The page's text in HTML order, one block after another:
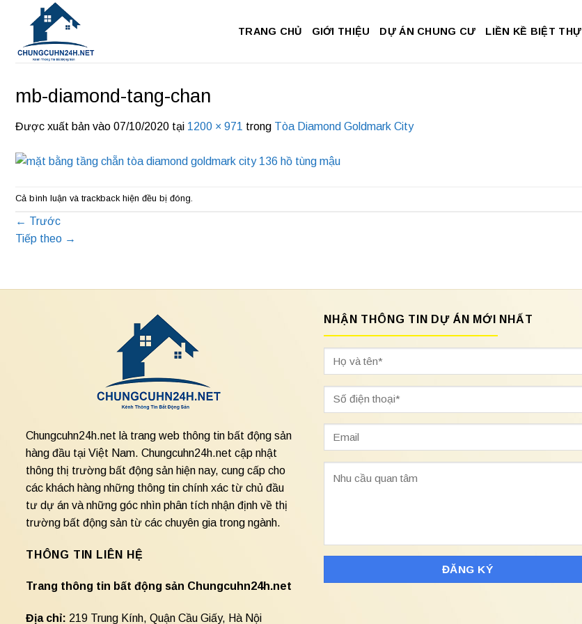
dung
TRANG CHỦ GIỚI THIỆU DỰ ÁN CHUNG CƯ LIỀN KỀ BIỆT THỰ
mb-diamond-tang-chan
Được xuất bản vào 07/10/2020 tại 1200 × 971 trong Tòa Diamond Goldmark City
Cả bình luận và trackback hiện đều bị đóng.
← Trước
Tiếp theo →
Chungcuhn24h.net là trang web thông tin bất động sản
hàng đầu tại Việt Nam. Chungcuhn24h.net cập nhật
thông thị trường bất động sản hiện nay, cung cấp cho
các khách hàng những thông tin chính xác từ chủ đầu
tư dự án và những góc nhìn phân tích nhận định về thị
trường bất động sản từ các chuyên gia trong ngành.
THÔNG TIN LIÊN HỆ
Trang thông tin bất động sản Chungcuhn24h.net
Địa chỉ: 219 Trung Kính, Quận Cầu Giấy, Hà Nội
NHẬN THÔNG TIN DỰ ÁN MỚI NHẤT